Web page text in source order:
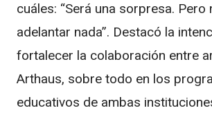
cuáles: “Será una sorpresa. Pero
adelantar nada”. Destacó la
fortalecer la colaboración entre
Arthaus, sobre todo en los
educativos de ambas